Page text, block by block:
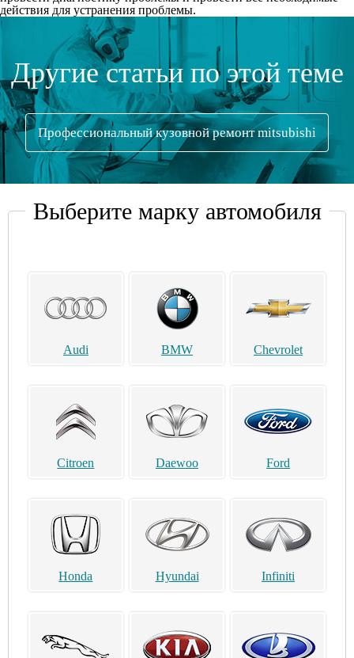
действия для устранения проблемы.
Другие статьи по этой теме
Профессиональный кузовной ремонт mitsubishi
Выберите марку автомобиля
Audi BMW Chevrolet
Citroen Daewoo Ford
Honda Hyundai Infiniti